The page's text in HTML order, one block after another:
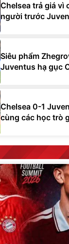
Chelsea trả giá vì
người trước
Siêu phẩm
Juventus hạ gục
Chelsea 0-1
cùng các học trò